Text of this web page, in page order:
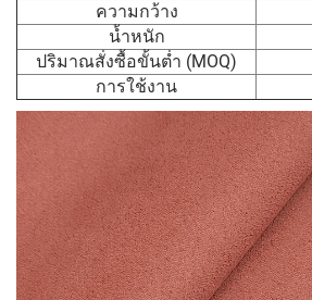
ความกว้าง
น้ำหนัก
ปริมาณสั่งซื้อขั้นต่ำ (MOQ)
การใช้งาน